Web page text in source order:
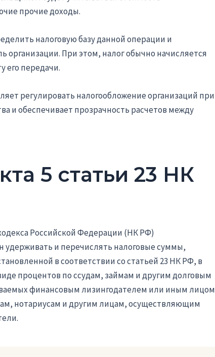
прочие доходы.
налоговую базу данной операции и
организации. При этом, налог обычно начисляется
его передачи.
регулировать налогообложение организаций при
и обеспечивает прозрачность расчетов между
5 статьи 23 НК
Российской Федерации (НК РФ)
удерживать и перечислять налоговые суммы,
в соответствии со статьей 23 НК РФ, в
процентов по ссудам, займам и другим долговым
финансовым лизингодателем или иным лицом
нотариусам и другим лицам, осуществляющим